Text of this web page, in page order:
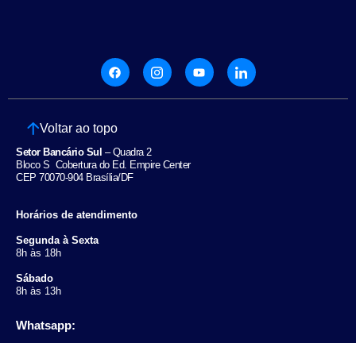
Voltar ao topo
Setor Bancário Sul – Quadra 2
Bloco S Cobertura do Ed. Empire Center
CEP 70070-904 Brasília/DF
Horários de atendimento
Segunda à Sexta
8h às 18h
Sábado
8h às 13h
Whatsapp: